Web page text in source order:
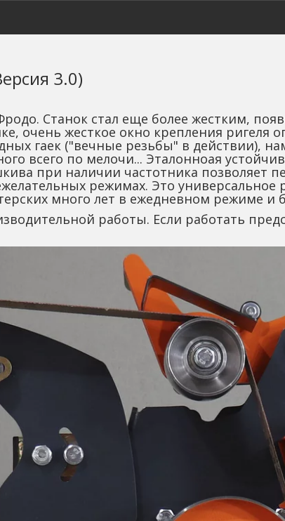
3.0)
Станок стал еще более жестким,
очень жесткое окно крепления ригеля
гаек ("вечные резьбы" в действии),
всего по мелочи... Эталонноая
при наличии частотника позволяет
режимах. Это универсальное
много лет в ежедневном режиме и
работы. Если работать